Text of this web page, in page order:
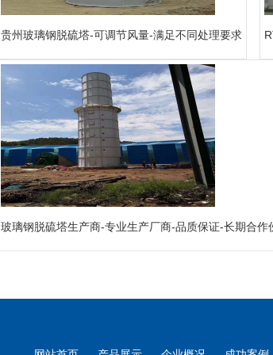
贵州玻璃钢脱硫塔-可调节风量-满足不同处理要求
玻璃钢脱硫塔生产商-专业生产厂商-品质保证-长期合作